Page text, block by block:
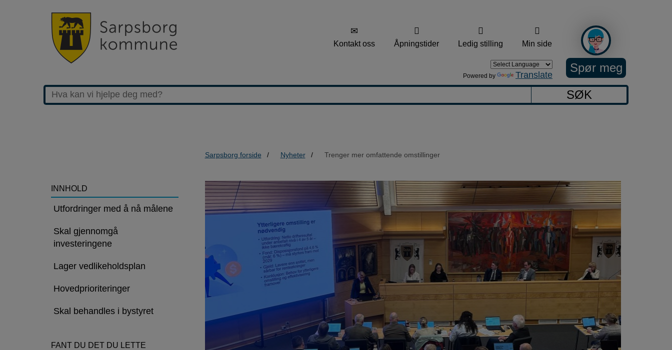
Kontakt oss Åpningstider Ledig stilling Min side
Spør meg
Powered by Translate
SØK
Sarpsborg forside Nyheter Trenger mer omfattende omstillinger
>Trenger
mer
omfattende
omstillinger
INNHOLD
Utfordringer med å nå målene
Skal gjennomgå
investeringene
Lager vedlikeholdsplan
Hovedprioriteringer
Skal behandles i bystyret
FANT DU DET DU LETTE